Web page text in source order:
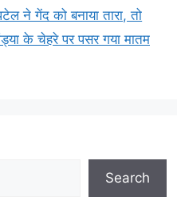
ने गेंद को बनाया तारा, तो
के चेहरे पर पसर गया मातम
Search